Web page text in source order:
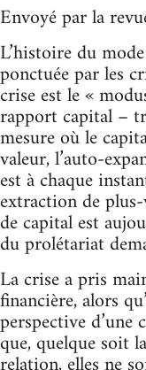
Envoyé par la
L’histoire du
ponctuée par les
crise est le «
rapport capital –
mesure où le
valeur, l’auto-
est à chaque
extraction de
de capital est
du prolétariat
La crise a pris
financière, alors
perspective d’une
que, quelque soit